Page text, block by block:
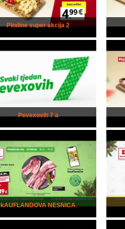
Plodine super akcija 2
Pevexovih 7 a
kAUFLANDOVA NESNICA